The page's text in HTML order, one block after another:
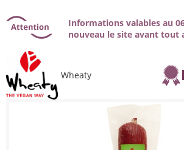
Informations valables au
nouveau le site avant tout
Wheaty